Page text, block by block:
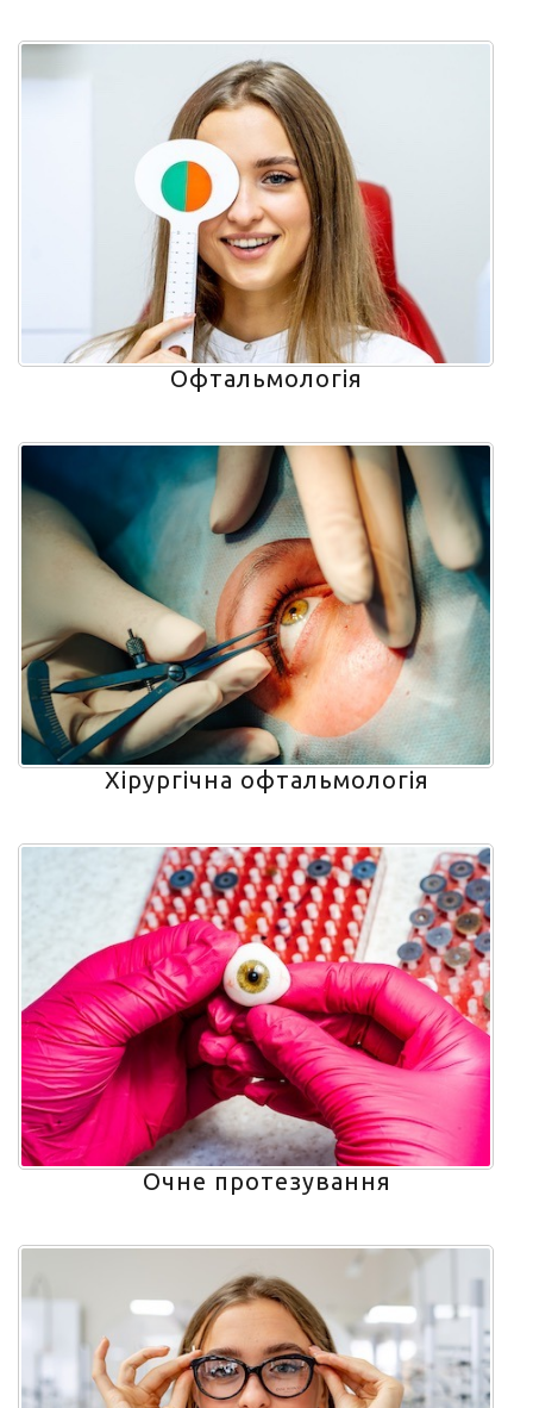
Офтальмологія
Хірургічна офтальмологія
Очне протезування